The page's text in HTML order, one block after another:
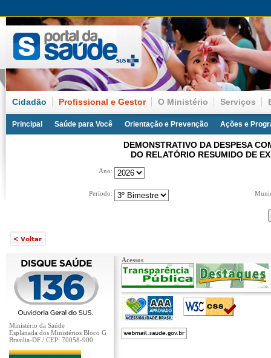
Cidadão
Principal Saúde para Você Orientação e Prevenção Ações e
Profissional e Gestor O Ministério Serviços
DEMONSTRATIVO DA DESPESA
DO RELATÓRIO RESUMIDO DE
Ano:
Período:
Ministério da Saúde
Esplanada dos Ministérios Bloco G
Brasilia-DF / CEP: 70058-900
Acessos